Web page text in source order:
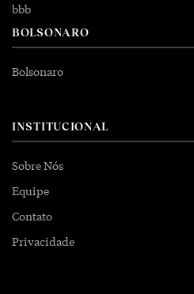
bbb
BOLSONARO
Bolsonaro
INSTITUCIONAL
Sobre Nós
Equipe
Contato
Privacidade